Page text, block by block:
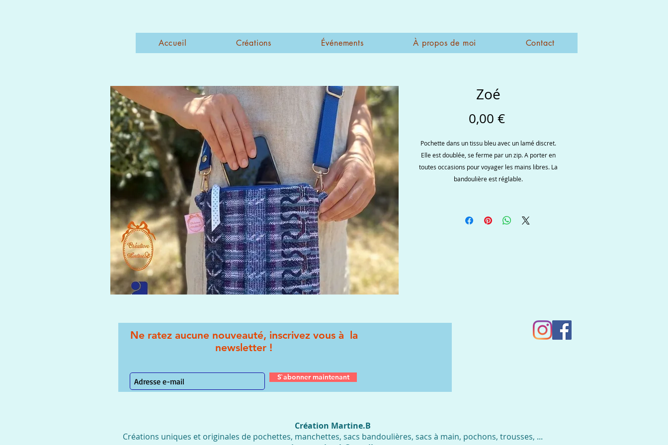
Accueil Créations Événements À propos de moi Contact
Zoé
0,00 €Prix
Pochette dans un tissu bleu avec un lamé discret.
Elle est doublée, se ferme par un zip. A porter en
toutes occasions pour voyager les mains libres. La
bandoulière est réglable.
Ne ratez aucune nouveauté, inscrivez vous à la
newsletter !
S`abonner maintenant
Création Martine.B
Créations uniques et originales de pochettes, manchettes, sacs bandoulières, sacs à main, pochons, trousses, ...